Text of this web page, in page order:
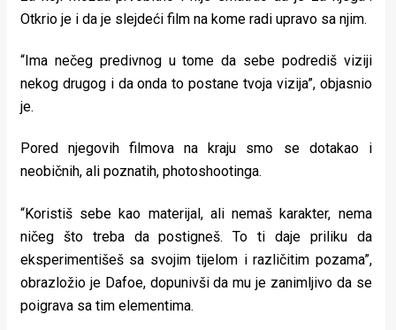
Otkrio je i da je slejdeći film na kome radi upravo sa njim.
“Ima nečeg predivnog u tome da sebe podrediš viziji
nekog drugog i da onda to postane tvoja vizija”, objasnio
je.
Pored njegovih filmova na kraju smo se dotakao i
neobičnih, ali poznatih, photoshootinga.
“Koristiš sebe kao materijal, ali nemaš karakter, nema
ničeg što treba da postigneš. To ti daje priliku da
eksperimentišeš sa svojim tijelom i različitim pozama”,
obrazložio je Dafoe, dopunivši da mu je zanimljivo da se
poigrava sa tim elementima.